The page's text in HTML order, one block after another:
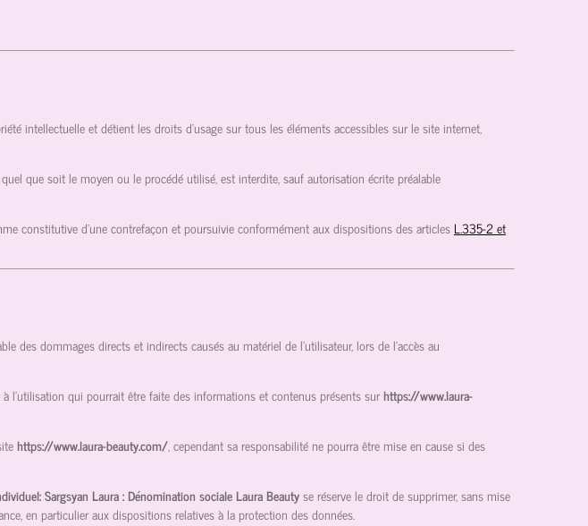
intellectuelle et détient les droits d’usage sur tous les éléments accessibles sur le site internet,
que soit le moyen ou le procédé utilisé, est interdite, sauf autorisation écrite préalable
constitutive d’une contrefaçon et poursuivie conformément aux dispositions des articles L.335-2 et
des dommages directs et indirects causés au matériel de l’utilisateur, lors de l’accès au
l’utilisation qui pourrait être faite des informations et contenus présents surhttps://www.laura-
https://www.laura-beauty.com/, cependant sa responsabilité ne pourra être mise en cause si des
Sargsyan Laura : Dénomination sociale Laura Beautyse réserve le droit de supprimer, sans mise
en particulier aux dispositions relatives à la protection des données.